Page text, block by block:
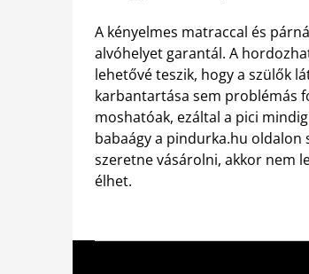
A kényelmes matraccal és
alvóhelyet garantál. A
lehetővé teszik, hogy a szülők
karbantartása sem problémás
moshatóak, ezáltal a pici
babaágy a pindurka.hu oldalon
szeretne vásárolni, akkor nem
élhet.